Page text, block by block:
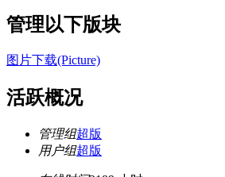
管理以下版块
图片下载(Picture)
活跃概况
管理组超版
用户组超版